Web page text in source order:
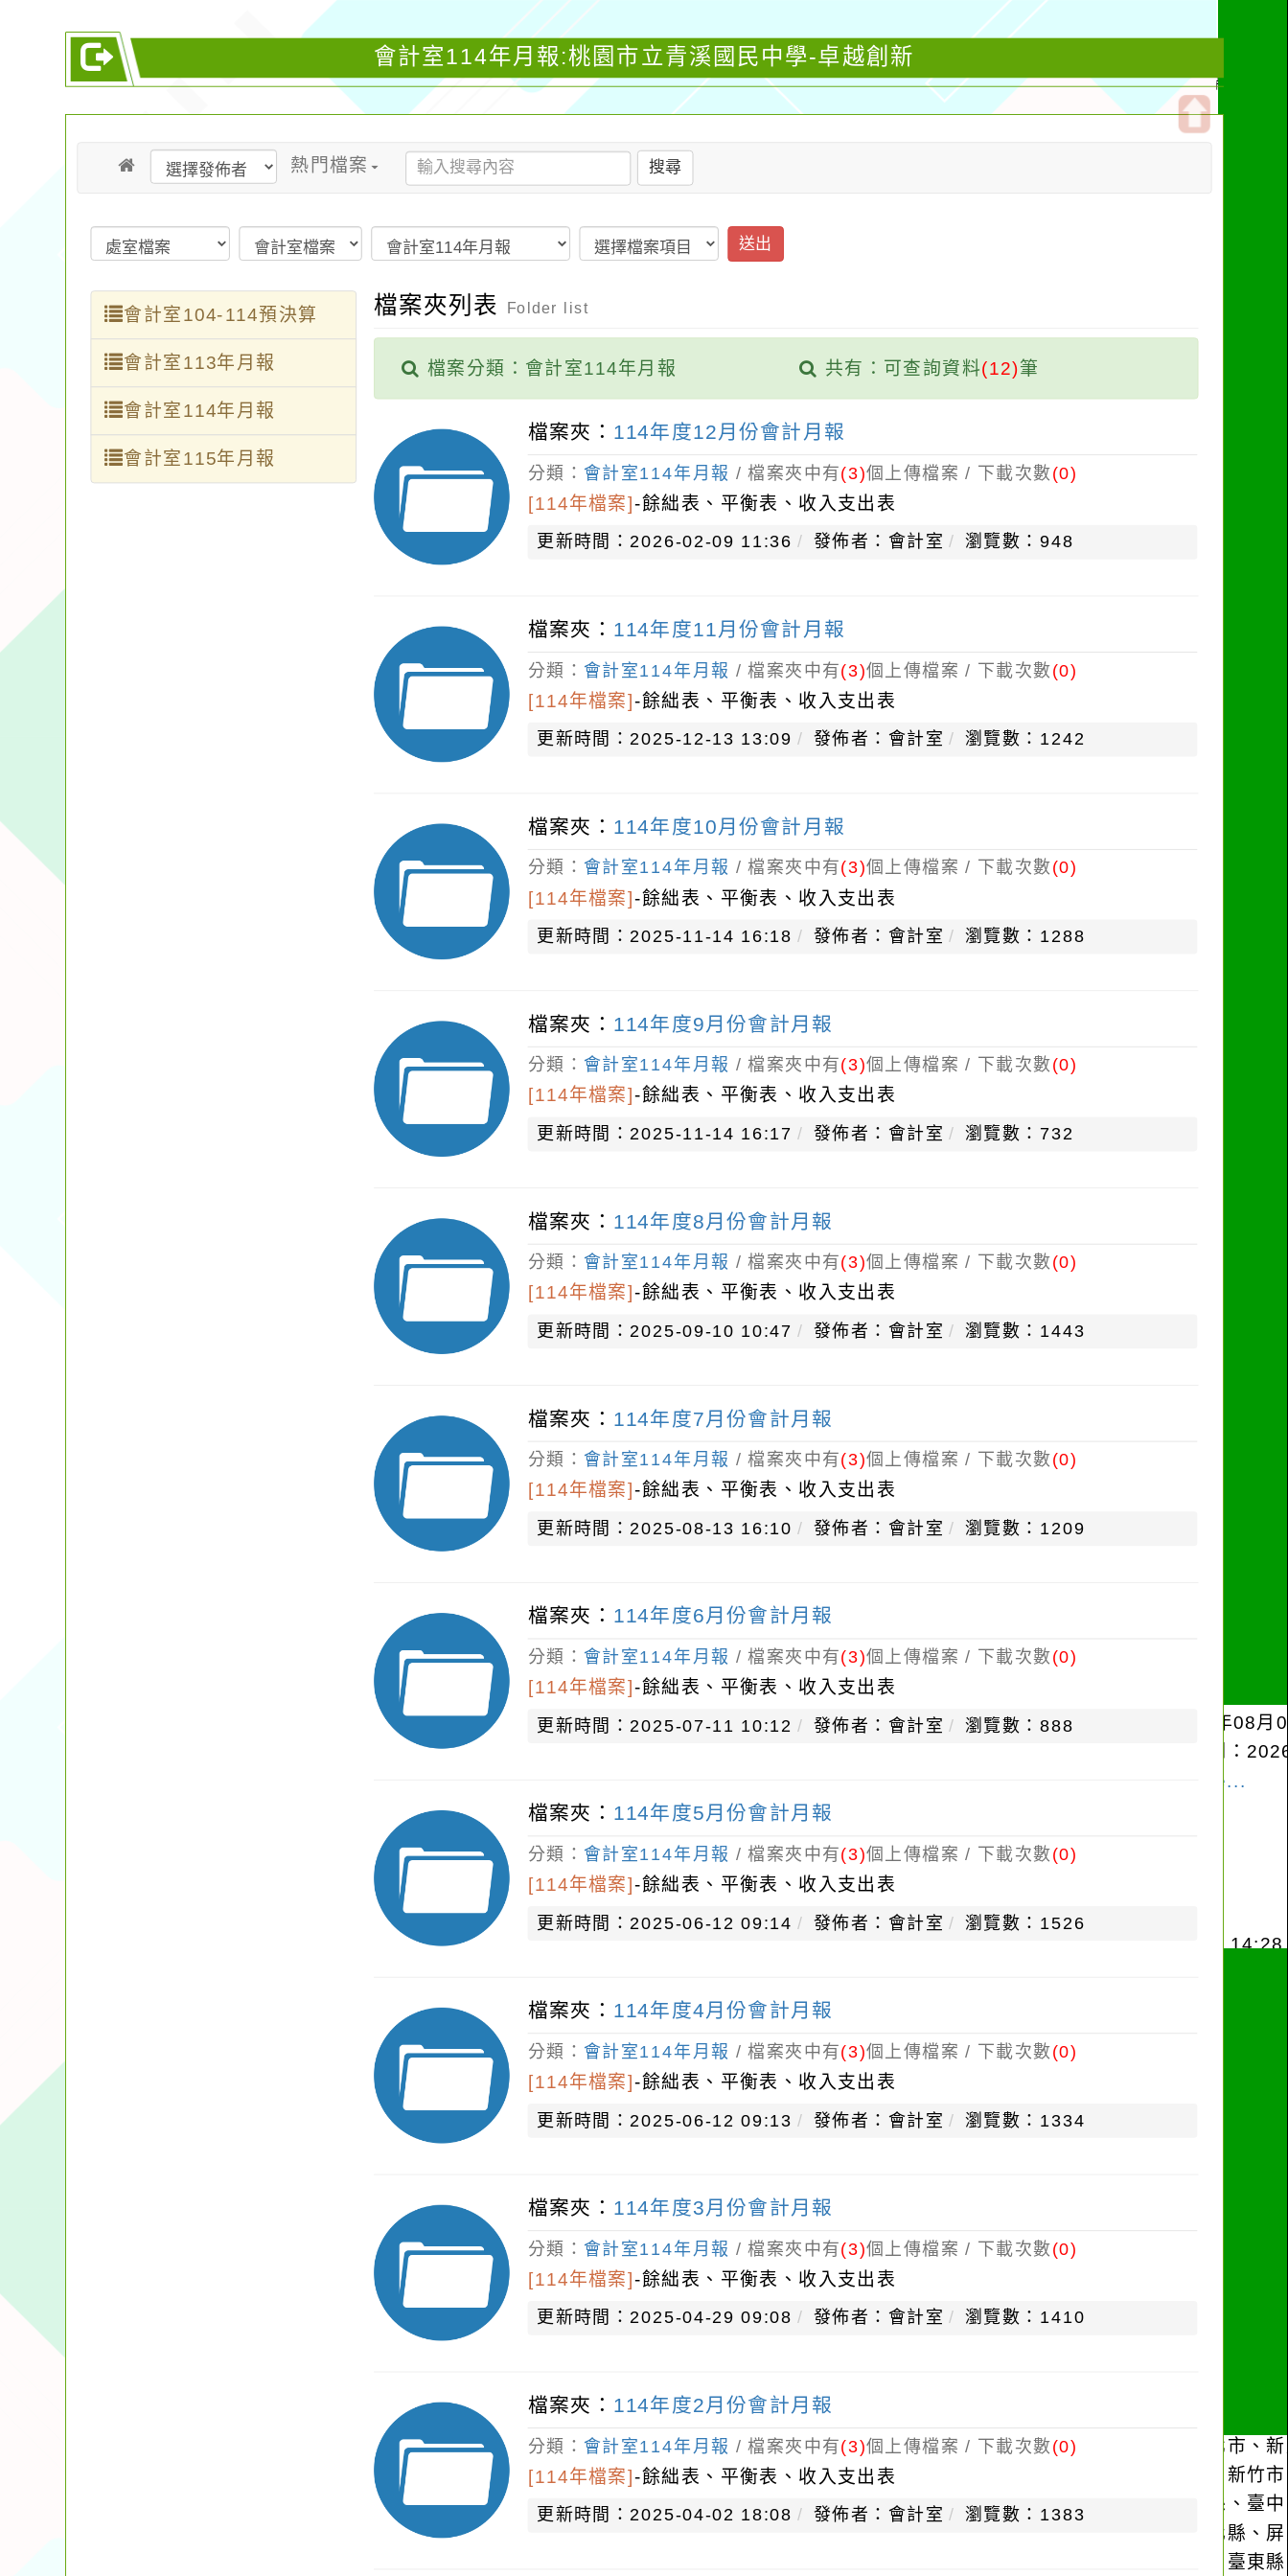
會計室114年月報:桃園市立青溪國民中學-卓越創新
熱門檔案 搜尋
送出
會計室104-114預決算
會計室113年月報
會計室114年月報
會計室115年月報
檔案夾列表 Folder list
檔案分類：會計室114年月報 共有：可查詢資料(12)筆
檔案夾： 114年度12月份會計月報
分類：會計室114年月報 / 檔案夾中有(3)個上傳檔案 / 下載次數(0)
[114年檔案]-餘絀表、平衡表、收入支出表
更新時間：2026-02-09 11:36 發佈者：會計室 瀏覽數：948
檔案夾： 114年度11月份會計月報
分類：會計室114年月報 / 檔案夾中有(3)個上傳檔案 / 下載次數(0)
[114年檔案]-餘絀表、平衡表、收入支出表
更新時間：2025-12-13 13:09 發佈者：會計室 瀏覽數：1242
檔案夾： 114年度10月份會計月報
分類：會計室114年月報 / 檔案夾中有(3)個上傳檔案 / 下載次數(0)
[114年檔案]-餘絀表、平衡表、收入支出表
更新時間：2025-11-14 16:18 發佈者：會計室 瀏覽數：1288
檔案夾： 114年度9月份會計月報
分類：會計室114年月報 / 檔案夾中有(3)個上傳檔案 / 下載次數(0)
[114年檔案]-餘絀表、平衡表、收入支出表
更新時間：2025-11-14 16:17 發佈者：會計室 瀏覽數：732
檔案夾： 114年度8月份會計月報
分類：會計室114年月報 / 檔案夾中有(3)個上傳檔案 / 下載次數(0)
[114年檔案]-餘絀表、平衡表、收入支出表
更新時間：2025-09-10 10:47 發佈者：會計室 瀏覽數：1443
檔案夾： 114年度7月份會計月報
分類：會計室114年月報 / 檔案夾中有(3)個上傳檔案 / 下載次數(0)
[114年檔案]-餘絀表、平衡表、收入支出表
更新時間：2025-08-13 16:10 發佈者：會計室 瀏覽數：1209
檔案夾： 114年度6月份會計月報
分類：會計室114年月報 / 檔案夾中有(3)個上傳檔案 / 下載次數(0)
[114年檔案]-餘絀表、平衡表、收入支出表
更新時間：2025-07-11 10:12 發佈者：會計室 瀏覽數：888
檔案夾： 114年度5月份會計月報
分類：會計室114年月報 / 檔案夾中有(3)個上傳檔案 / 下載次數(0)
[114年檔案]-餘絀表、平衡表、收入支出表
更新時間：2025-06-12 09:14 發佈者：會計室 瀏覽數：1526
檔案夾： 114年度4月份會計月報
分類：會計室114年月報 / 檔案夾中有(3)個上傳檔案 / 下載次數(0)
[114年檔案]-餘絀表、平衡表、收入支出表
更新時間：2025-06-12 09:13 發佈者：會計室 瀏覽數：1334
檔案夾： 114年度3月份會計月報
分類：會計室114年月報 / 檔案夾中有(3)個上傳檔案 / 下載次數(0)
[114年檔案]-餘絀表、平衡表、收入支出表
更新時間：2025-04-29 09:08 發佈者：會計室 瀏覽數：1410
檔案夾： 114年度2月份會計月報
分類：會計室114年月報 / 檔案夾中有(3)個上傳檔案 / 下載次數(0)
[114年檔案]-餘絀表、平衡表、收入支出表
更新時間：2025-04-02 18:08 發佈者：會計室 瀏覽數：1383